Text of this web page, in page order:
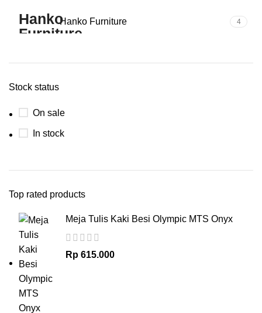
Hanko Furniture 4
Stock status
On sale
In stock
Top rated products
Meja Tulis Kaki Besi Olympic MTS Onyx
Rp 615.000